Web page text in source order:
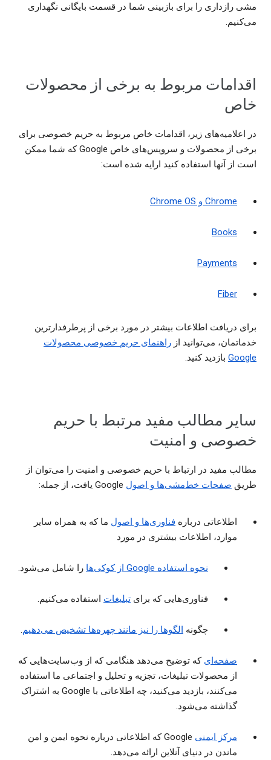
مشی رازداری را برای بازبینی شما در قسمت بایگانی نگهداری
می‌کنیم.
اقدامات مربوط به برخی از محصولات
خاص
در اعلامیه‌های زیر، اقدامات خاص مربوط به حریم خصوصی برای
برخی از محصولات و سرویس‌های خاص Google که شما ممکن
است از آنها استفاده کنید ارایه شده است:
Chrome و Chrome OS
Books
Payments
Fiber
برای دریافت اطلاعات بیشتر در مورد برخی از پرطرفدارترین
خدماتمان، می‌‌توانید از راهنمای حریم خصوصی محصولات
Google‏ بازدید کنید.
سایر مطالب مفید مرتبط با حریم
خصوصی و امنیت
مطالب مفید در ارتباط با حریم خصوصی و امنیت را می‌توان از
طریق صفحات خط‌مشی‌ها و اصول
اطلاعاتی درباره فناوری‌ها و اصول ما که به همراه سایر
موارد، اطلاعات بیشتری در مورد
نحوه استفاده Google از کوکی‌ها را شامل می‌شود.
فناوری‌هایی که برای تبلیغات استفاده می‌کنیم.
چگونه الگوها را نیز مانند چهره‌ها تشخیص می‌دهیم.
صفحه‌ای که توضیح می‌دهد هنگامی که از وب‌سایت‌هایی که
از محصولات تبلیغات، تجزیه و تحلیل و اجتماعی ما استفاده
می‌کنند، بازدید می‌کنید، چه اطلاعاتی با Google به اشتراک
گذاشته می‌شود.
مرکز ایمنی
‏Google که اطلاعاتی درباره نحوه ایمن و امن
ماندن در دنیای آنلاین ارائه می‌دهد.